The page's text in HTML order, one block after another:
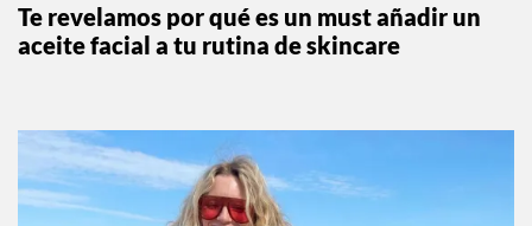
Te revelamos por qué es un must añadir un
aceite facial a tu rutina de skincare